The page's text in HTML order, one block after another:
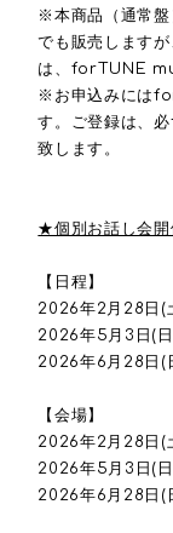
※本商品（通常盤
でも販売します
は、forTUNE
※お申込みには
す。ご登録は、
致します。
★個別お話し会
【日程】
2026年2月28日(
2026年5月3日(
2026年6月28日(
【会場】
2026年2月28日(
2026年5月3日(
2026年6月28日(